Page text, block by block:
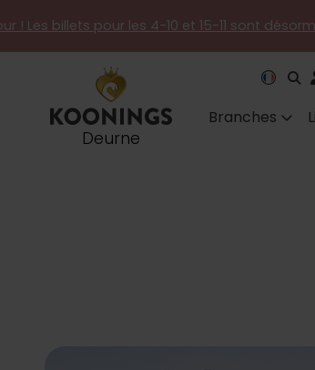
! Les billets pour les 4-10 et 15-11 sont
Deurne
Branches